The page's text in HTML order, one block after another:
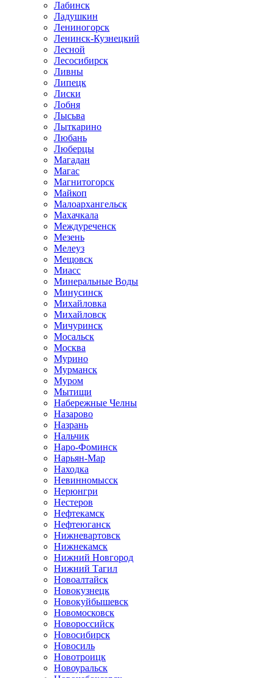
Лабинск
Ладушкин
Лениногорск
Ленинск-Кузнецкий
Лесной
Лесосибирск
Ливны
Липецк
Лиски
Лобня
Лысьва
Лыткарино
Любань
Люберцы
Магадан
Магас
Магнитогорск
Майкоп
Малоархангельск
Махачкала
Междуреченск
Мезень
Мелеуз
Мещовск
Миасс
Минеральные Воды
Минусинск
Михайловка
Михайловск
Мичуринск
Мосальск
Москва
Мурино
Мурманск
Муром
Мытищи
Набережные Челны
Назарово
Назрань
Нальчик
Наро-Фоминск
Нарьян-Мар
Находка
Невинномысск
Нерюнгри
Нестеров
Нефтекамск
Нефтеюганск
Нижневартовск
Нижнекамск
Нижний Новгород
Нижний Тагил
Новоалтайск
Новокузнецк
Новокуйбышевск
Новомосковск
Новороссийск
Новосибирск
Новосиль
Новотроицк
Новоуральск